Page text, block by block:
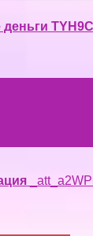
деньги